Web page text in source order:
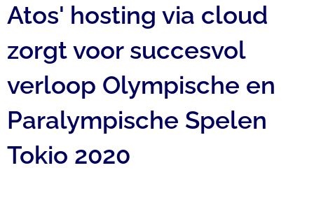
Atos' hosting via cloud
zorgt voor succesvol
verloop Olympische en
Paralympische Spelen
Tokio 2020